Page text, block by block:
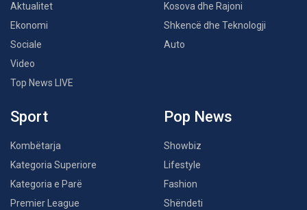
Aktualitet
Ekonomi
Sociale
Video
Top News LIVE
Kosova dhe Rajoni
Shkencë dhe Teknologji
Auto
Sport
Kombëtarja
Kategoria Superiore
Kategoria e Parë
Premier League
Pop News
Showbiz
Lifestyle
Fashion
Shëndeti